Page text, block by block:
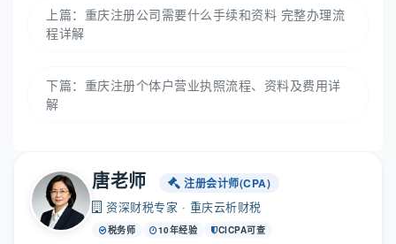
上篇： 重庆注册公司需要什么手续和资料 完整办理流
程详解
下篇： 重庆注册个体户营业执照流程、资料及费用详
解
唐老师 注册会计师(CPA)
资深财税专家 · 重庆云析财税
税务师 10年经验 CICPA可查